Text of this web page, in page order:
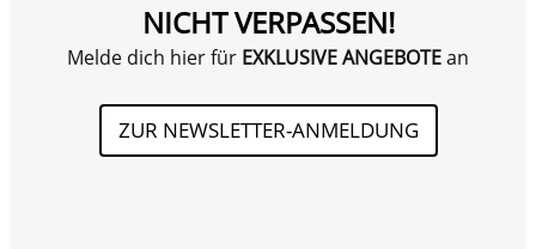
NICHT VERPASSEN!
Melde dich hier für EXKLUSIVE ANGEBOTEan
ZUR NEWSLETTER-ANMELDUNG